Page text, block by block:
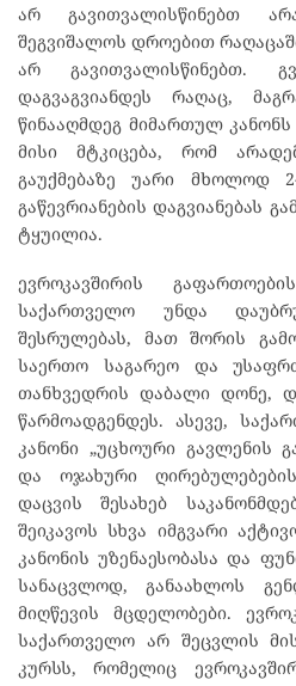
არ გავითვალისწინებთ
შეგვიშალოს დროებით
არ გავითვალისწინებთ.
დაგვაგვიანდეს რაღაც,
წინააღმდეგ მიმართულ
მისი მტკიცება, რომ
გაუქმებაზე უარი მხოლოდ
გაწევრიანების დაგვიანებას
ტყუილია.
ევროკავშირის
საქართველო უნდა
შესრულებას, მათ შორის
საერთო საგარეო და
თანხვედრის დაბალი დონე,
წარმოადგენდეს. ასევე,
კანონი „უცხოური გავლენის
და ოჯახური
დაცვის შესახებ
შეიკავოს სხვა იმგვარი
კანონის უზენაესობასა და
სანაცვლოდ, განაახლოს
მიღწევის მცდელობები.
საქართველო არ შეცვლის
კურსს, რომელიც